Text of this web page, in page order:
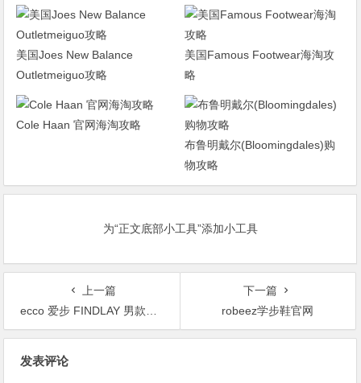
美国Joes New Balance
Outletmeiguo攻略
美国Famous Footwear海淘攻
略
Cole Haan 官网海淘攻略
布鲁明戴尔(Bloomingdales)购
物攻略
为“正文底部小工具”添加小工具
上一篇
ecco 爱步 FINDLAY 男款短靴
下一篇
robeez学步鞋官网
发表评论